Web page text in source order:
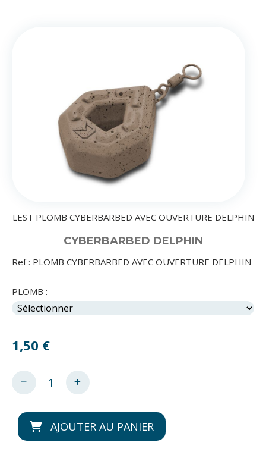
LEST PLOMB CYBERBARBED AVEC OUVERTURE DELPHIN
CYBERBARBED DELPHIN
Ref : PLOMB CYBERBARBED AVEC OUVERTURE DELPHIN
PLOMB :
1,50 €
AJOUTER AU PANIER